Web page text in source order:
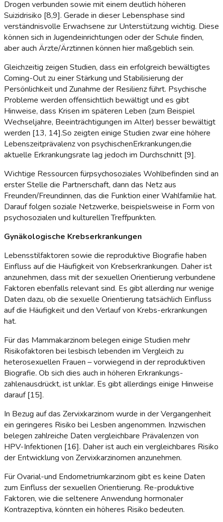
Drogen verbunden sowie mit einem deutlich höheren
Suizidrisiko [8,9]. Gerade in dieser Lebensphase sind
verständnisvolle Erwachsene zur Unterstützung wichtig. Diese
können sich in Jugendeinrichtungen oder der Schule finden,
aber auch Ärzte/Ärztinnen können hier maßgeblich sein.
Gleichzeitig zeigen Studien, dass ein erfolgreich bewältigtes
Coming-Out zu einer Stärkung und Stabilisierung der
Persönlichkeit und Zunahme der Resilienz führt. Psychische
Probleme werden offensichtlich bewältigt und es gibt
Hinweise, dass Krisen im späteren Leben (zum Beispiel
Wechseljahre, Beeinträchtigungen im Alter) besser bewältigt
werden [13, 14].So zeigten einige Studien zwar eine höhere
Lebenszeitprävalenz von psychischenErkrankungen,die
aktuelle Erkrankungsrate lag jedoch im Durchschnitt [9].
Wichtige Ressourcen fürpsychosoziales Wohlbefinden sind an
erster Stelle die Partnerschaft, dann das Netz aus
Freunden/Freundinnen, das die Funktion einer Wahlfamilie hat.
Darauf folgen soziale Netzwerke, beispielsweise in Form von
psychosozialen und kulturellen Treffpunkten.
Gynäkologische Krebserkrankungen
Lebensstilfaktoren sowie die reproduktive Biografie haben
Einfluss auf die Häufigkeit von Krebserkrankungen. Daher ist
anzunehmen, dass mit der sexuellen Orientierung verbundene
Faktoren ebenfalls relevant sind. Es gibt allerding nur wenige
Daten dazu, ob die sexuelle Orientierung tatsächlich Einfluss
auf die Häufigkeit und den Verlauf von Krebs-erkrankungen
hat.
Für das Mammakarzinom belegen einige Studien mehr
Risikofaktoren bei lesbisch lebenden im Vergleich zu
heterosexuellen Frauen – vorwiegend in der reproduktiven
Biografie. Ob sich dies auch in höheren Erkrankungs-
zahlenausdrückt, ist unklar. Es gibt allerdings einige Hinweise
darauf [15].
In Bezug auf das Zervixkarzinom wurde in der Vergangenheit
ein geringeres Risiko bei Lesben angenommen. Inzwischen
belegen zahlreiche Daten vergleichbare Prävalenzen von
HPV-Infektionen [16]. Daher ist auch ein vergleichbares Risiko
der Entwicklung von Zervixkarzinomen anzunehmen.
Für Ovarial-und Endometriumkarzinom gibt es keine Daten
zum Einfluss der sexuellen Orientierung. Re-produktive
Faktoren, wie die seltenere Anwendung hormonaler
Kontrazeptiva, könnten ein höheres Risiko bedeuten.